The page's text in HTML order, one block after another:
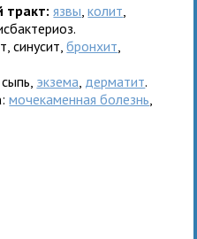
тракт: язвы ,колит
синусит,бронхит
, сыпь, экзема дерматит.
:мочекаменная болезнь